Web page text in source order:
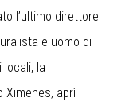
l’ultimo direttore
e uomo di
la
Ximenes, aprì